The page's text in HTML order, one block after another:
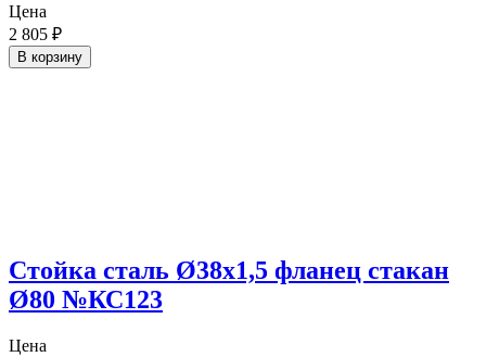
Цена
2 805 ₽
В корзину
Стойка сталь Ø38х1,5 фланец стакан
Ø80 №КС123
Цена